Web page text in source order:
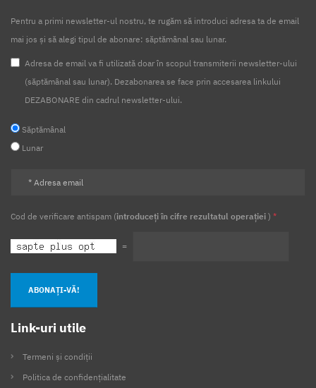
Pentru a primi newsletter-ul nostru, te rugăm să introduci adresa ta de email
mai jos și să alegi tipul de abonare: săptămânal sau lunar.
Adresa de email va fi utilizată doar în scopul transmiterii newsletter-ului
(săptămânal sau lunar). Dezabonarea se face prin accesarea linkului
DEZABONARE din cadrul newsletter-ului.
Săptămânal
Lunar
Cod de verificare antispam (introduceți în cifre rezultatul operației ) *
=
ABONAȚI-VĂ!
Link-uri utile
Termeni și condiții
Politica de confidențialitate